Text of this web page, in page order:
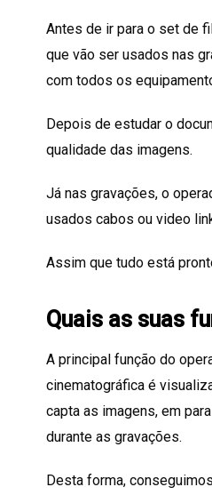
Antes de ir para o set de
que vão ser usados nas
com todos os
Depois de estudar o
qualidade das imagens.
Já nas gravações, o
usados cabos ou video
Assim que tudo está
Quais as suas
A principal função do
cinematográfica é
capta as imagens, em
durante as gravações.
Desta forma,